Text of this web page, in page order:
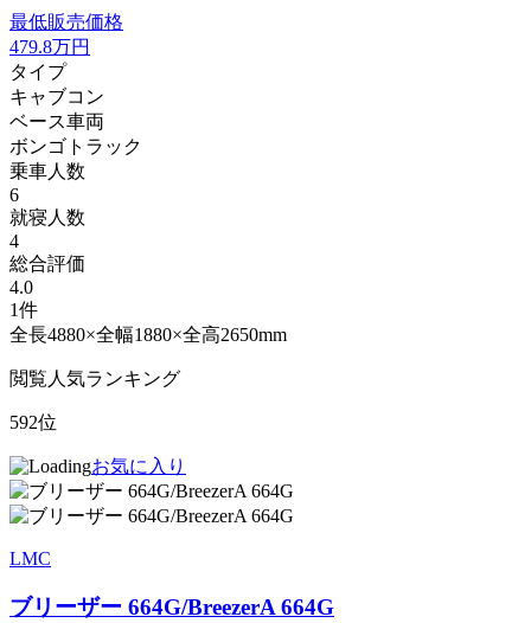
最低販売価格
479.8万円
タイプ
キャブコン
ベース車両
ボンゴトラック
乗車人数
6
就寝人数
4
総合評価
4.0
1件
全長4880×全幅1880×全高2650mm
閲覧人気ランキング
592位
お気に入り
LMC
ブリーザー 664G/BreezerA 664G